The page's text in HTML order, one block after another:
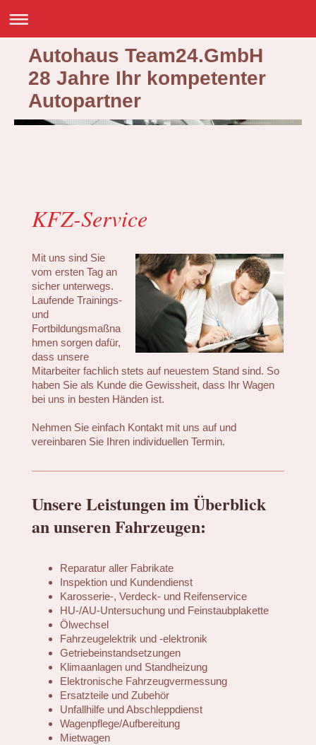
Autohaus Team24.GmbH
28 Jahre Ihr kompetenter
Autopartner
KFZ-Service
Mit uns sind Sie
vom ersten Tag an
sicher unterwegs.
Laufende Trainings-
und
Fortbildungsmaßna
hmen sorgen dafür,
dass unsere
Mitarbeiter fachlich stets auf neuestem Stand sind. So
haben Sie als Kunde die Gewissheit, dass Ihr Wagen
bei uns in besten Händen ist.
Nehmen Sie einfach Kontakt mit uns auf und
vereinbaren Sie Ihren individuellen Termin.
Unsere Leistungen im Überblick
an unseren Fahrzeugen:
Reparatur aller Fabrikate
Inspektion und Kundendienst
Karosserie-, Verdeck- und Reifenservice
HU-/AU-Untersuchung und Feinstaubplakette
Ölwechsel
Fahrzeugelektrik und -elektronik
Getriebeinstandsetzungen
Klimaanlagen und Standheizung
Elektronische Fahrzeugvermessung
Ersatzteile und Zubehör
Unfallhilfe und Abschleppdienst
Wagenpflege/Aufbereitung
Mietwagen